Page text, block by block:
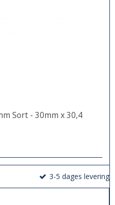
Sort - 30mm x 30,4
3-5 dages levering